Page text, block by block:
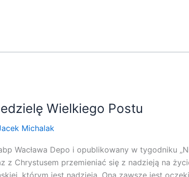
Wielkiego Postu
Michalak
Wacława Depo i opublikowany w tygodniku
z Chrystusem przemieniać się z nadzieją na